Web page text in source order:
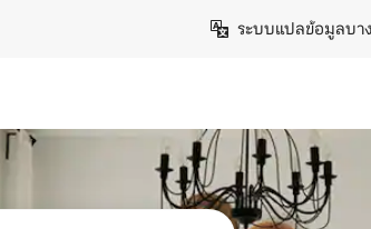
ระบบแปลข้อมูลบา